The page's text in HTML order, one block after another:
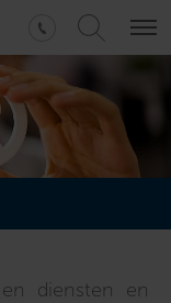
diensten en